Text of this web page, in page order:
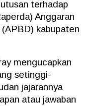
terhadap
Anggaran
kabupaten
mengucapkan
setinggi-
jajarannya
atau jawaban